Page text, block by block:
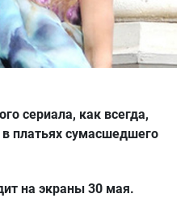
сериала, как всегда,
платьях сумасшедшего
на экраны 30 мая.